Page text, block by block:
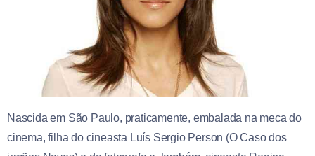
Nascida em São Paulo, praticamente, embalada na meca do
cinema, filha do cineasta Luís Sergio Person (O Caso dos